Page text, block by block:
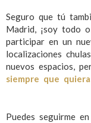
Seguro que tú
Madrid, ¡soy todo
participar en un
localizaciones
nuevos espacios,
siempre que
Puedes seguirme en